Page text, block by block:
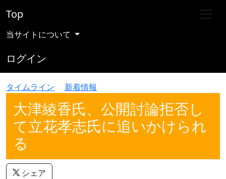
Top
当サイトについて
ログイン
タイムライン 新着情報
大津綾香氏、公開討論拒否し
て立花孝志氏に追いかけられ
る
シェア